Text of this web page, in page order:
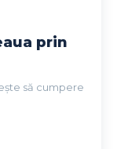
prin
să cumpere